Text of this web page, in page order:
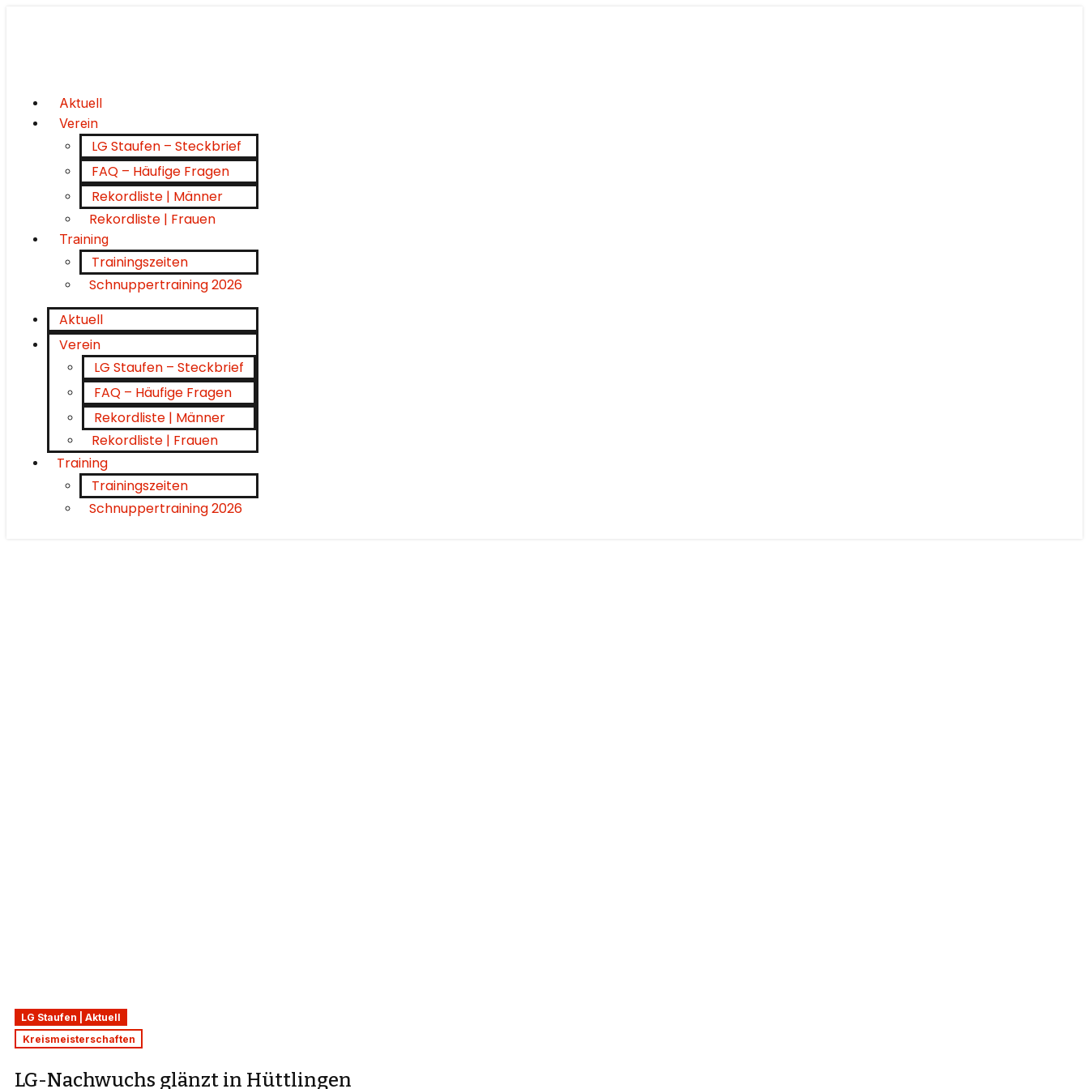
Aktuell
Verein
LG Staufen – Steckbrief
FAQ – Häufige Fragen
Rekordliste | Männer
Rekordliste | Frauen
Training
Trainingszeiten
Schnuppertraining 2026
Aktuell
Verein
LG Staufen – Steckbrief
FAQ – Häufige Fragen
Rekordliste | Männer
Rekordliste | Frauen
Training
Trainingszeiten
Schnuppertraining 2026
LG Staufen | Aktuell
Kreismeisterschaften
LG-Nachwuchs glänzt in Hüttlingen